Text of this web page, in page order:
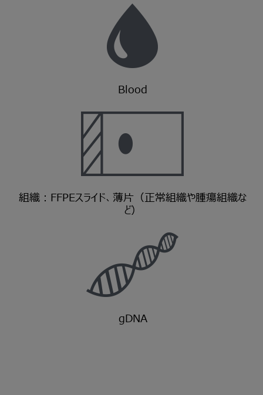
Blood
組織：FFPEスライド、薄片（正常組織や腫瘍組織な
ど）
gDNA